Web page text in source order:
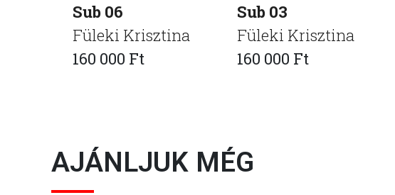
Sub 06
Füleki Krisztina
160 000 Ft
Sub 03
Füleki Krisztina
160 000 Ft
AJÁNLJUK MÉG